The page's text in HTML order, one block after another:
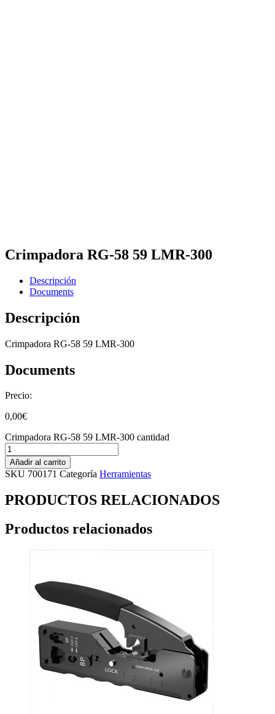
Crimpadora RG-58 59 LMR-300
Descripción
Documents
Descripción
Crimpadora RG-58 59 LMR-300
Documents
Precio:
0,00€
Crimpadora RG-58 59 LMR-300 cantidad
Añadir al carrito
SKU 700171 Categoría Herramientas
PRODUCTOS RELACIONADOS
Productos relacionados